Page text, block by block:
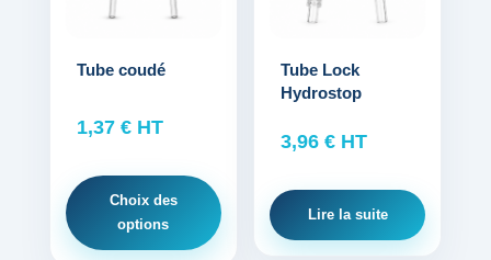
Tube coudé
1,37 € HT
Choix des
options
variations.
options
être
sur
la
page
Tube Lock
Hydrostop
3,96€ HT
Lire la suite